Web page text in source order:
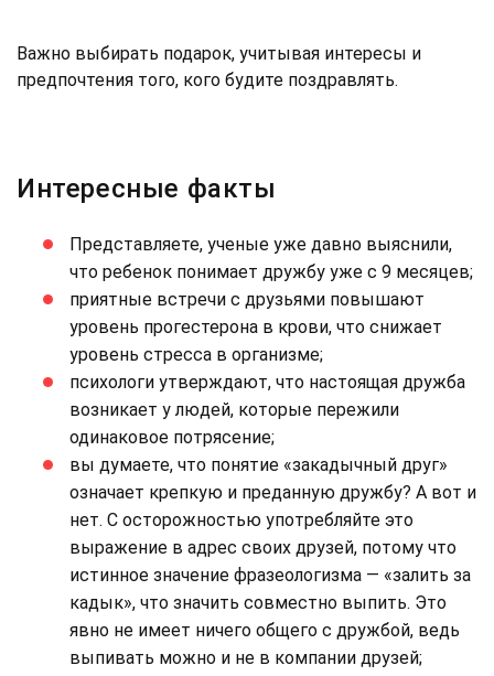
Важно выбирать подарок, учитывая интересы и
предпочтения того, кого будите поздравлять.
Интересные факты
Представляете, ученые уже давно выяснили,
что ребенок понимает дружбу уже с 9 месяцев;
приятные встречи с друзьями повышают
уровень прогестерона в крови, что снижает
уровень стресса в организме;
психологи утверждают, что настоящая дружба
возникает у людей, которые пережили
одинаковое потрясение;
вы думаете, что понятие «закадычный друг»
означает крепкую и преданную дружбу? А вот и
нет. С осторожностью употребляйте это
выражение в адрес своих друзей, потому что
истинное значение фразеологизма — «залить за
кадык», что значить совместно выпить. Это
явно не имеет ничего общего с дружбой, ведь
выпивать можно и не в компании друзей;